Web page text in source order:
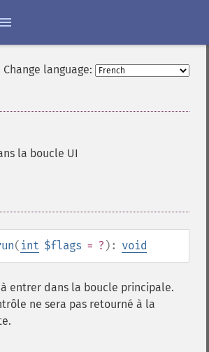
Change language:
la boucle UI
( int $flags = ? ): void
à entrer dans la boucle principale.
ne sera pas retourné à la